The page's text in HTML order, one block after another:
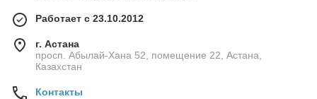
Работает с 23.10.2012
г. Астана
просп. Абылай-Хана 52, помещение 22, Астана,
Казахстан
Контакты